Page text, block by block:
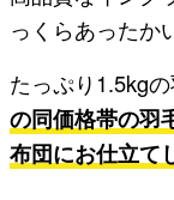
っくらあったか
たっぷり1.5kgの
の同価格帯の羽
布団にお仕立て